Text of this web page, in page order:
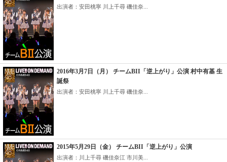
出演者：安田桃寧 川上千尋 磯佳奈...
2016年3月7日（月） チームBII「逆上がり」公演 村中有基 生
誕祭
出演者：安田桃寧 川上千尋 磯佳奈...
2015年5月29日（金） チームBII「逆上がり」公演
出演者：川上千尋 磯佳奈江 市川美...